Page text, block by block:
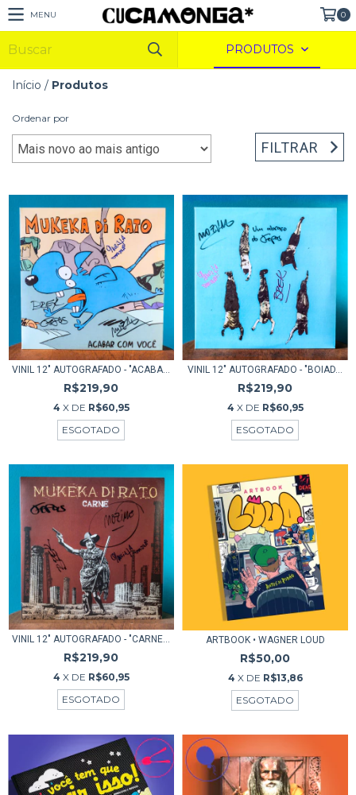
MENU 0
PRODUTOS
Início / Produtos
Ordenar por
FILTRAR
VINIL 12" AUTOGRAFADO - "ACABA...
R$219,90
4 X DE R$60,95
ESGOTADO
VINIL 12" AUTOGRAFADO - "BOIAD...
R$219,90
4 X DE R$60,95
ESGOTADO
VINIL 12" AUTOGRAFADO - "CARNE...
R$219,90
4 X DE R$60,95
ESGOTADO
ARTBOOK • WAGNER LOUD
R$50,00
4 X DE R$13,86
ESGOTADO